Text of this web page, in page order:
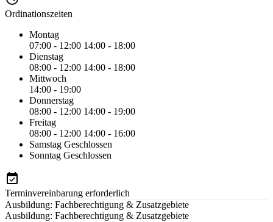
Ordinationszeiten
Montag
07:00 - 12:00 14:00 - 18:00
Dienstag
08:00 - 12:00 14:00 - 18:00
Mittwoch
14:00 - 19:00
Donnerstag
08:00 - 12:00 14:00 - 19:00
Freitag
08:00 - 12:00 14:00 - 16:00
Samstag Geschlossen
Sonntag Geschlossen
Terminvereinbarung erforderlich
Ausbildung: Fachberechtigung & Zusatzgebiete
Ausbildung: Fachberechtigung & Zusatzgebiete